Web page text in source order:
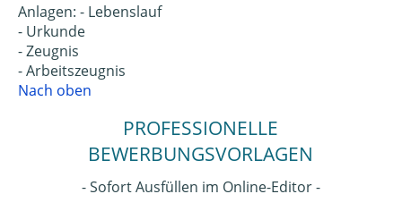
Anlagen: - Lebenslauf
- Urkunde
- Zeugnis
- Arbeitszeugnis
Nach oben
PROFESSIONELLE
BEWERBUNGSVORLAGEN
- Sofort Ausfüllen im Online-Editor -